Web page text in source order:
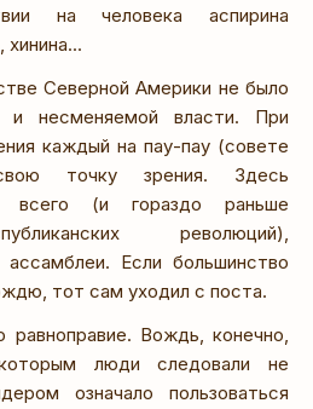
на человека аспирина
хинина...
Северной Америки не было
и несменяемой власти. При
каждый на пау-пау (совете
точку зрения. Здесь
всего (и гораздо раньше
революций),
Если большинство
тот сам уходил с поста.
Вождь, конечно,
люди следовали не
означало пользоваться